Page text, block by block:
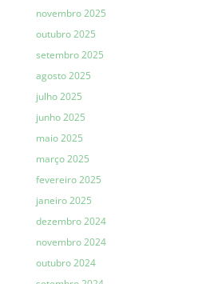
novembro 2025
outubro 2025
setembro 2025
agosto 2025
julho 2025
junho 2025
maio 2025
março 2025
fevereiro 2025
janeiro 2025
dezembro 2024
novembro 2024
outubro 2024